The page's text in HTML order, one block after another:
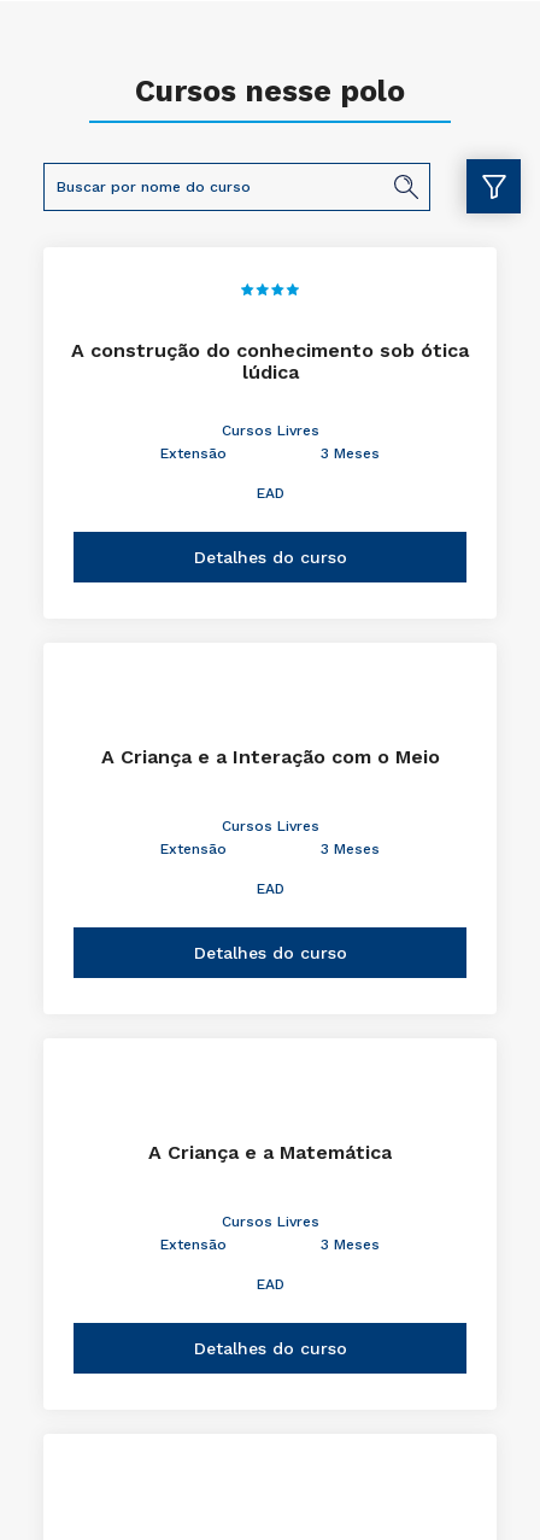
Cursos nesse polo
A construção do conhecimento sob ótica
lúdica
Cursos Livres
Extensão
3 Meses
EAD
Detalhes do curso
A Criança e a Interação com o Meio
Cursos Livres
Extensão
3 Meses
EAD
Detalhes do curso
A Criança e a Matemática
Cursos Livres
Extensão
3 Meses
EAD
Detalhes do curso